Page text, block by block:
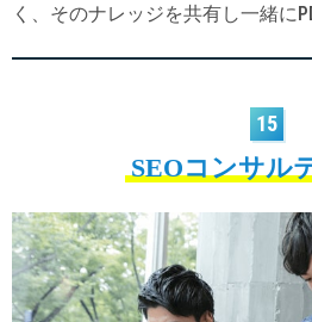
く、そのナレッジを共有し一緒に
15
SEOコンサル